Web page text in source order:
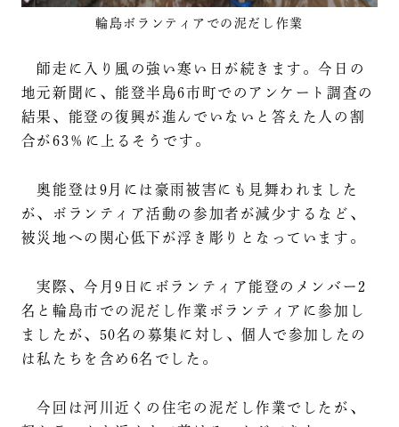
輪島ボランティアでの泥だし作業
師走に入り風の強い寒い日が続きます。今日の
地元新聞に、能登半島6市町でのアンケート調査の
結果、能登の復興が進んでいないと答えた人の割
合が63％に上るそうです。
奥能登は9月には豪雨被害にも見舞われました
が、ボランティア活動の参加者が減少するなど、
被災地への関心低下が浮き彫りとなっています。
実際、今月9日にボランティア能登のメンバー2
名と輪島市での泥だし作業ボランティアに参加し
ましたが、50名の募集に対し、個人で参加したの
は私たちを含め6名でした。
今回は河川近くの住宅の泥だし作業でしたが、